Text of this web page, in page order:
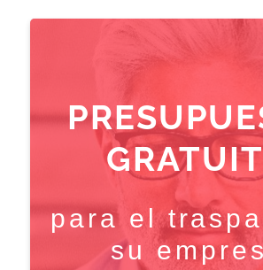
para el
su